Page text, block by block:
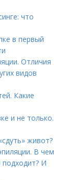
что
в первый
Отличия
видов
Какие
и не только.
живот?
В чем
подходит? И